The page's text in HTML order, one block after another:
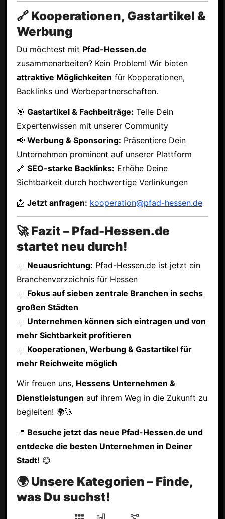
🔗 Kooperationen, Gastartikel &
Werbung
Du möchtest mit Pfad-Hessen.de
zusammenarbeiten? Kein Problem! Wir bieten
attraktive Möglichkeiten für Kooperationen,
Backlinks und Werbepartnerschaften.
🎯 Gastartikel & Fachbeiträge: Teile Dein
Expertenwissen mit unserer Community
📢 Werbung & Sponsoring: Präsentiere Dein
Unternehmen prominent auf unserer Plattform
🔗 SEO-starke Backlinks: Erhöhe Deine
Sichtbarkeit durch hochwertige Verlinkungen
📩 Jetzt anfragen: kooperation@pfad-hessen.de
🚀 Fazit – Pfad-Hessen.de
startet neu durch!
🔹 Neuausrichtung: Pfad-Hessen.de ist jetzt ein
Branchenverzeichnis für Hessen
🔹 Fokus auf sieben zentrale Branchen in sechs
großen Städten
🔹 Unternehmen können sich eintragen und von
mehr Sichtbarkeit profitieren
🔹 Kooperationen, Werbung & Gastartikel für
mehr Reichweite möglich
Wir freuen uns, Hessens Unternehmen &
Dienstleistungen auf ihrem Weg in die Zukunft zu
begleiten! 🌍🚀
📍 Besuche jetzt das neue Pfad-Hessen.de und
entdecke die besten Unternehmen in Deiner
Stadt! 😊
🌍 Unsere Kategorien – Finde,
was Du suchst!